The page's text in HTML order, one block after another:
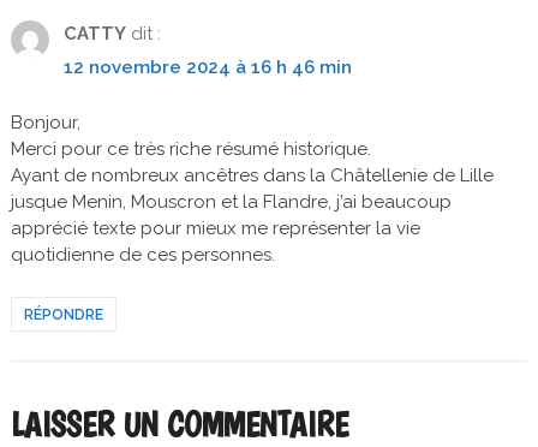
CATTY dit :
12 novembre 2024 à 16 h 46 min
Bonjour,
Merci pour ce très riche résumé historique.
Ayant de nombreux ancêtres dans la Châtellenie de Lille
jusque Menin, Mouscron et la Flandre, j’ai beaucoup
apprécié texte pour mieux me représenter la vie
quotidienne de ces personnes.
RÉPONDRE
LAISSER UN COMMENTAIRE